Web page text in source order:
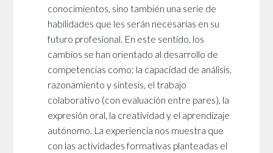
conocimientos, sino también una serie de
habilidades que les serán necesarias en su
futuro profesional. En este sentido, los
cambios se han orientado al desarrollo de
competencias como: la capacidad de análisis,
razonamiento y síntesis, el trabajo
colaborativo (con evaluación entre pares), la
expresión oral, la creatividad y el aprendizaje
autónomo. La experiencia nos muestra que
con las actividades formativas planteadas el